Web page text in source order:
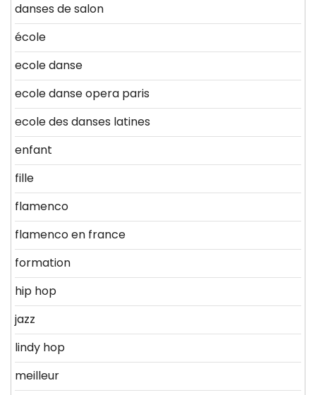
danses de salon
école
ecole danse
ecole danse opera paris
ecole des danses latines
enfant
fille
flamenco
flamenco en france
formation
hip hop
jazz
lindy hop
meilleur